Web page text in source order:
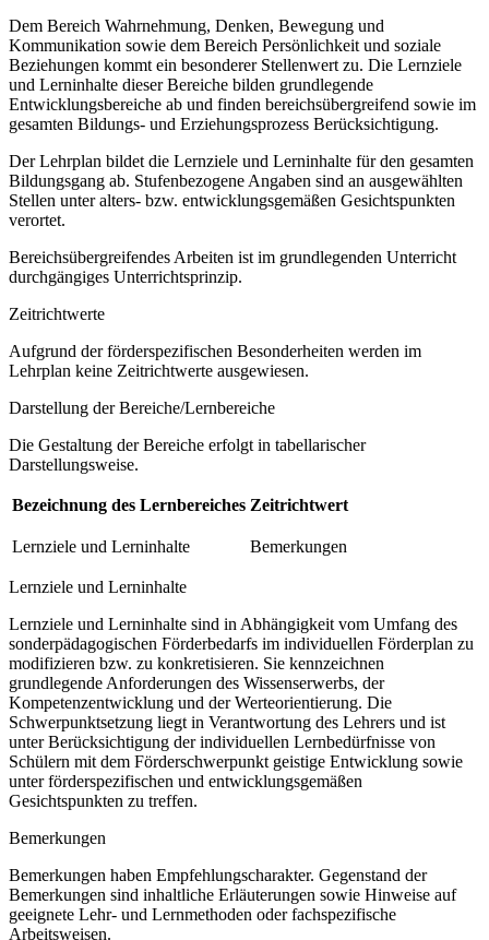
Dem Bereich Wahrnehmung, Denken, Bewegung und
Kommunikation sowie dem Bereich Persönlichkeit und soziale
Beziehungen kommt ein besonderer Stellenwert zu. Die Lernziele
und Lerninhalte dieser Bereiche bilden grundlegende
Entwicklungsbereiche ab und finden bereichsübergreifend sowie im
gesamten Bildungs- und Erziehungsprozess Berücksichtigung.
Der Lehrplan bildet die Lernziele und Lerninhalte für den gesamten
Bildungsgang ab. Stufenbezogene Angaben sind an ausgewählten
Stellen unter alters- bzw. entwicklungsgemäßen Gesichtspunkten
verortet.
Bereichsübergreifendes Arbeiten ist im grundlegenden Unterricht
durchgängiges Unterrichtsprinzip.
Zeitrichtwerte
Aufgrund der förderspezifischen Besonderheiten werden im
Lehrplan keine Zeitrichtwerte ausgewiesen.
Darstellung der Bereiche/Lernbereiche
Die Gestaltung der Bereiche erfolgt in tabellarischer
Darstellungsweise.
Bezeichnung des Lernbereiches Zeitrichtwert
Lernziele und Lerninhalte Bemerkungen
Lernziele und Lerninhalte
Lernziele und Lerninhalte sind in Abhängigkeit vom Umfang des
sonderpädagogischen Förderbedarfs im individuellen Förderplan zu
modifizieren bzw. zu konkretisieren. Sie kennzeichnen
grundlegende Anforderungen des Wissenserwerbs, der
Kompetenzentwicklung und der Werteorientierung. Die
Schwerpunktsetzung liegt in Verantwortung des Lehrers und ist
unter Berücksichtigung der individuellen Lernbedürfnisse von
Schülern mit dem Förderschwerpunkt geistige Entwicklung sowie
unter förderspezifischen und entwicklungsgemäßen
Gesichtspunkten zu treffen.
Bemerkungen
Bemerkungen haben Empfehlungscharakter. Gegenstand der
Bemerkungen sind inhaltliche Erläuterungen sowie Hinweise auf
geeignete Lehr- und Lernmethoden oder fachspezifische
Arbeitsweisen.